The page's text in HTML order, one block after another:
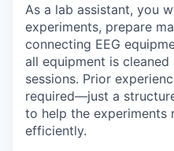
As a lab assistant, you
experiments, prepare
connecting EEG
all equipment is
sessions. Prior
required—just a
to help the experiments
efficiently.